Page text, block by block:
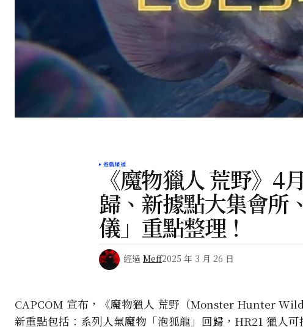
遊戲頻道
《魔物獵人 荒野》4
歸、新據點大集會所
儀」重點整理！
經過 Meff2025 年 3 月 26 日
CAPCOM 宣布，《魔物獵人 荒野（Monster Hunter
新重點包括：系列人氣魔物「泡狐龍」回歸，HR21 獵人